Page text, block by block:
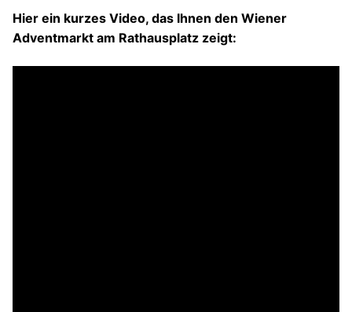
Hier ein kurzes Video, das Ihnen den Wiener
Adventmarkt am Rathausplatz zeigt: